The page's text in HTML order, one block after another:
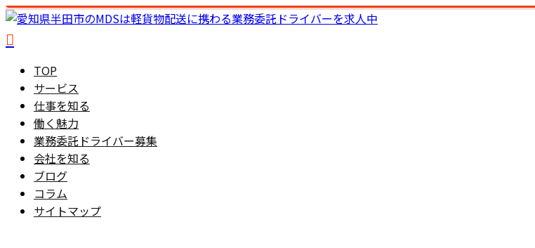
TOP
サービス
仕事を知る
働く魅力
業務委託ドライバー募集
会社を知る
ブログ
コラム
サイトマップ